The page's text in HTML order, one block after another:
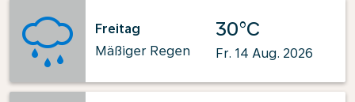
Freitag
Mäßiger Regen
30°C
Fr. 14 Aug. 2026